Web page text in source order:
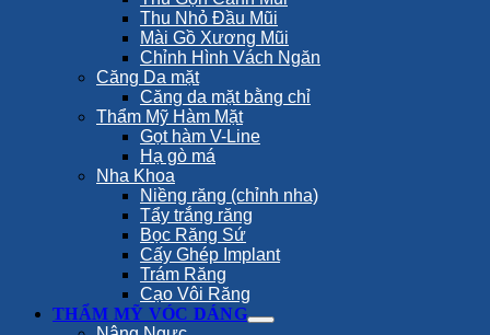
Thu Nhỏ Đầu Mũi
Mài Gồ Xương Mũi
Chỉnh Hình Vách Ngăn
Căng Da mặt
Căng da mặt bằng chỉ
Thẩm Mỹ Hàm Mặt
Gọt hàm V-Line
Hạ gò má
Nha Khoa
Niềng răng (chỉnh nha)
Tẩy trắng răng
Bọc Răng Sứ
Cấy Ghép Implant
Trám Răng
Cạo Vôi Răng
THẨM MỸ VÓC DÁNG